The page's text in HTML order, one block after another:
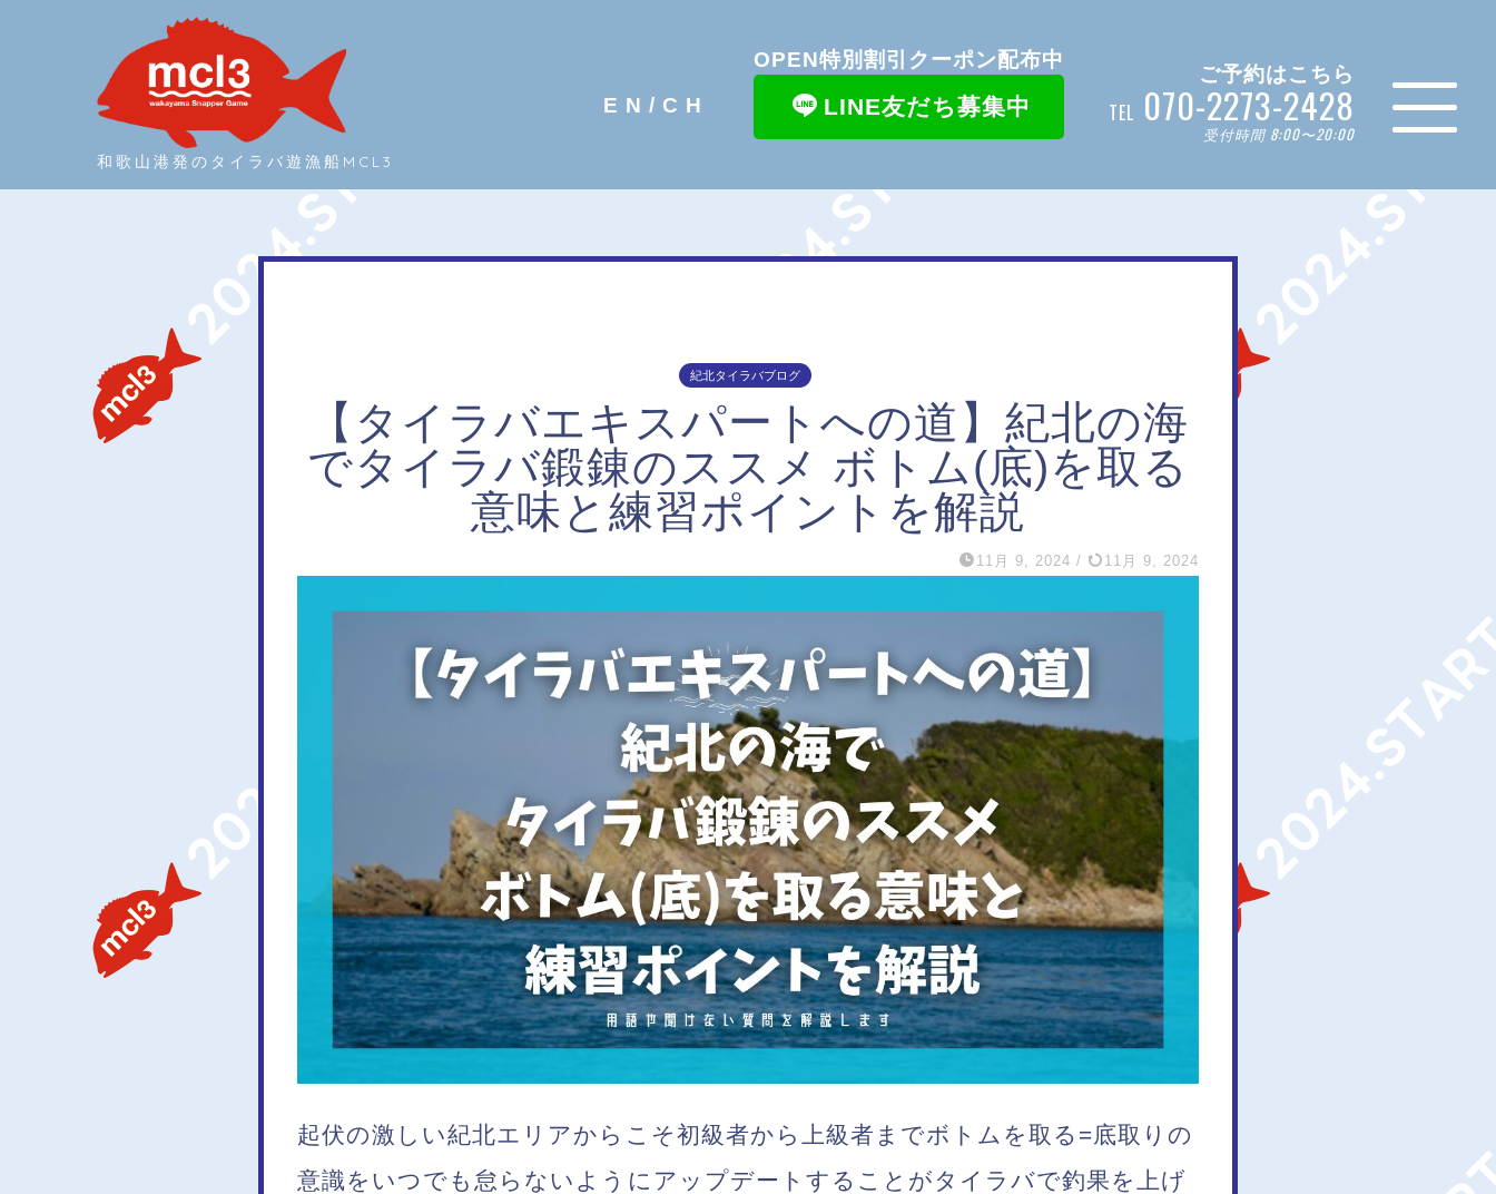
和歌山港発のタイラバ遊漁船MCL3
EN/ CH
OPEN特別割引クーポン配布中
LINE友だち募集中
ご予約はこちら
TEL 070-2273-2428
受付時間 8:00〜20:00
紀北タイラバブログ
【タイラバエキスパートへの道】紀北の海
でタイラバ鍛錬のススメ ボトム(底)を取る
意味と練習ポイントを解説
11月 9, 2024 / 11月 9, 2024
起伏の激しい紀北エリアからこそ初級者から上級者までボトムを取る=底取りの
意識をいつでも怠らないようにアップデートすることがタイラバで釣果を上げ